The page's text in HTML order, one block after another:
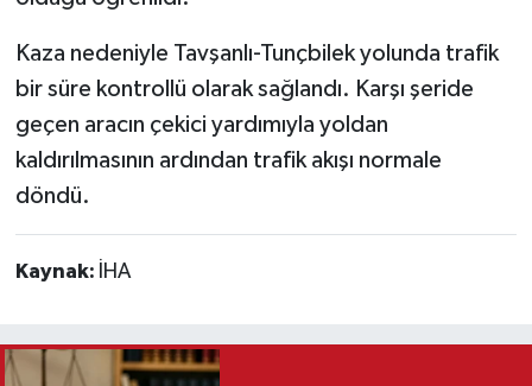
Kaza nedeniyle Tavşanlı-Tunçbilek yolunda trafik
bir süre kontrollü olarak sağlandı. Karşı şeride
geçen aracın çekici yardımıyla yoldan
kaldırılmasının ardından trafik akışı normale
döndü.
Kaynak: İHA